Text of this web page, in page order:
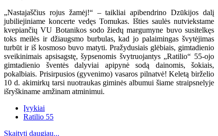
„Nastajaščius rojus žamėj!“ – taikliai apibendrino Dzūkijos dalį
jubiliejiniame koncerte vedęs Tomukas. Išties saulės nutviekstame
kvepiančių VU Botanikos sodo žiedų margumyne buvo susitelkęs
toks meilės ir džiaugsmo burbulas, kad jo palaimingas švytėjimas
turbūt ir iš kosmoso buvo matyti. Pražydusiais glėbiais, gimtadienio
sveikinimais apsisagstę, šypsenomis švytruojantys „Ratilio“ 55-ojo
gimtadienio šventės dalyviai apipynė sodą dainomis, šokiais,
pokalbiais. Prisirpusios (gyvenimo) vasaros pilnatvė! Keletą birželio
10 d. akimirkų tarsi nuotraukas giminės albumui šiame straipsnelyje
išryškiname amžinam atminimui.
Įvykiai
Ratilio 55
Skaityti daugiau...